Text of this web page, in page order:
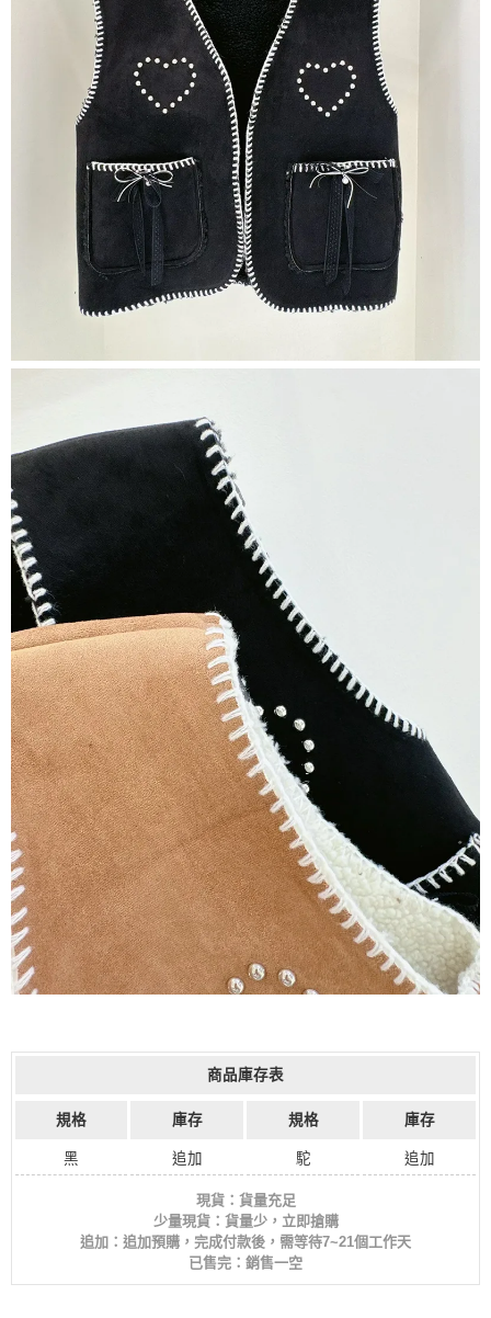
商品庫存表
規格 庫存 規格 庫存
黑 追加 駝 追加
現貨：貨量充足
少量現貨：貨量少，立即搶購
追加：追加預購，完成付款後，需等待7~21個工作天
已售完：銷售一空